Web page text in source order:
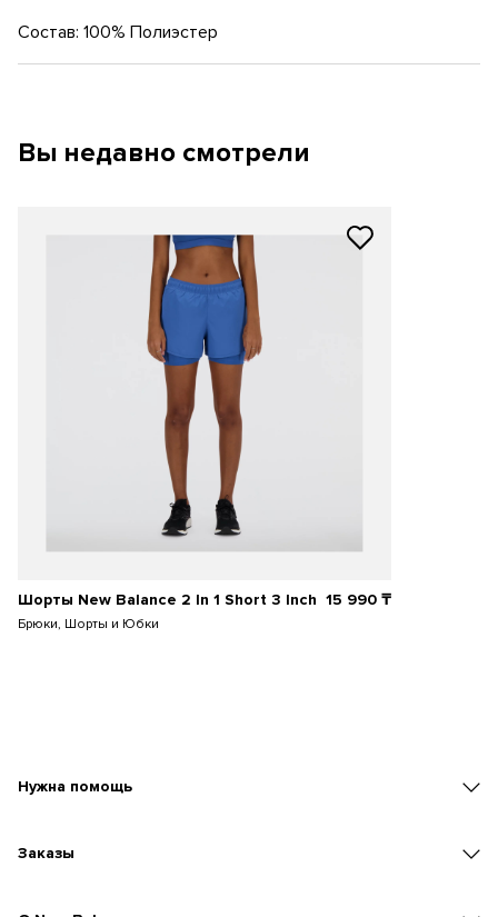
Состав: 100% Полиэстер
Вы недавно смотрели
Шорты New Balance 2 In 1 Short 3 Inch
Брюки, Шорты и Юбки
15 990₸
Нужна помощь
Заказы